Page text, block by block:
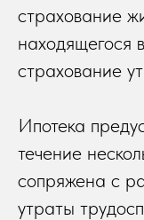
страхование
находящегося
страхование
Ипотека
течение
сопряжена с
утраты